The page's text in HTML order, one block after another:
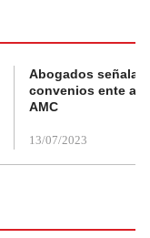
Abogados
convenios ente
AMC
13/07/2023